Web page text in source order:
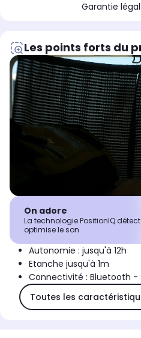
Garantie
Les points forts du
On adore
La technologie PositionIQ
optimise le son
Autonomie : jusqu'à 12h
Etanche jusqu'à 1m
Connectivité : Bluetooth -
Toutes les